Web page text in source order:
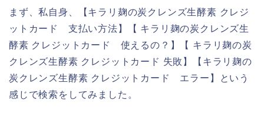
まず、私自身、【キラリ麹の炭クレンズ生酵素 クレジ
ットカード 支払い方法】【 キラリ麹の炭クレンズ生
酵素 クレジットカード 使えるの？】【 キラリ麹の炭
クレンズ生酵素 クレジットカード 失敗】【キラリ麹の
炭クレンズ生酵素 クレジットカード エラー】という
感じで検索をしてみました。